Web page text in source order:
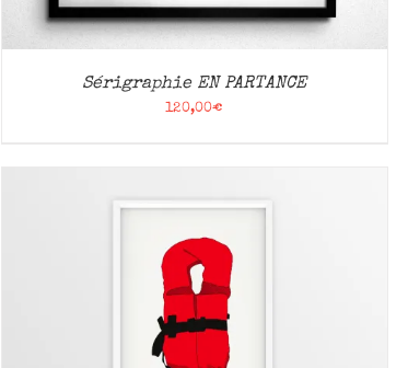
Sérigraphie EN PARTANCE
120,00€